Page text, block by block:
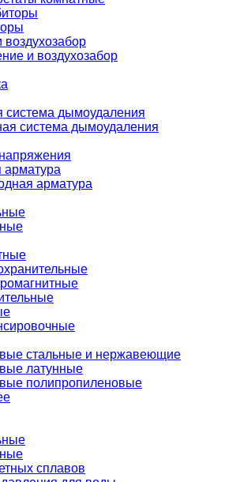
и воздухозабор
система дымоудаления
система дымоудаления
арматура
арматура
стальные и нержавеющие
латунные
полипропиленовые
сплавов